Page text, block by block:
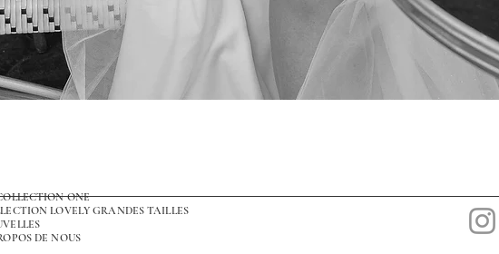
ONE
LOVELY GRANDES TAILLES
DE NOUS